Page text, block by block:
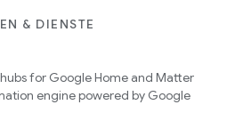
& DIENSTE
for Google Home and Matter
engine powered by Google